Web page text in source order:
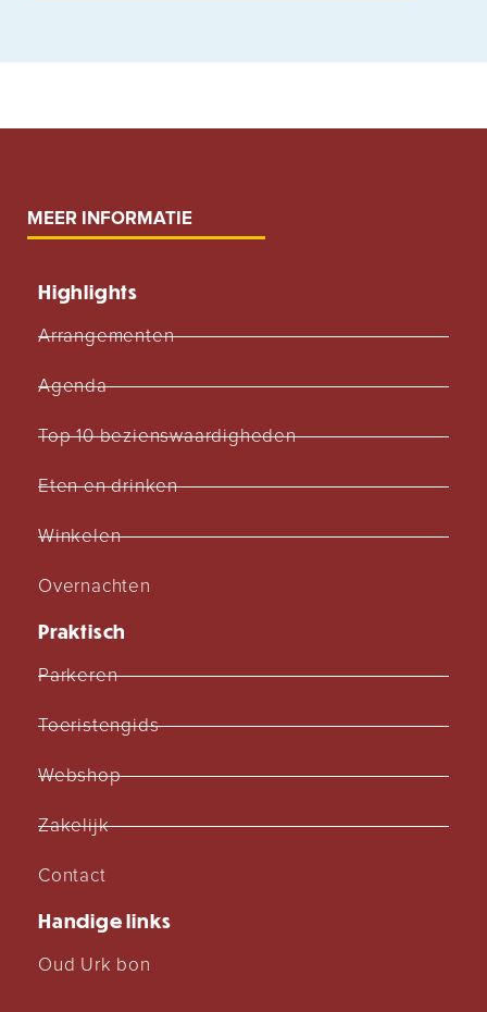
MEER INFORMATIE
Highlights
Arrangementen
Agenda
Top 10 bezienswaardigheden
Eten en drinken
Winkelen
Overnachten
Praktisch
Parkeren
Toeristengids
Webshop
Zakelijk
Contact
Handige links
Oud Urk bon